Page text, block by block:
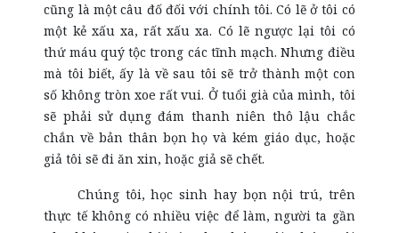
cũng là một câu đố đối với chính tôi. Có lẽ ở tôi có
một kẻ xấu xa, rất xấu xa. Có lẽ ngược lại tôi có
thứ máu quý tộc trong các tĩnh mạch. Nhưng điều
mà tôi biết, ấy là về sau tôi sẽ trở thành một con
số không tròn xoe rất vui. Ở tuổi già của mình, tôi
sẽ phải sử dụng đám thanh niên thô lậu chắc
chắn về bản thân bọn họ và kém giáo dục, hoặc
giả tôi sẽ đi ăn xin, hoặc giả sẽ chết.
Chúng tôi, học sinh hay bọn nội trú, trên
thực tế không có nhiều việc để làm, người ta gần